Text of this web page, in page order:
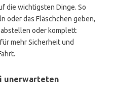
die wichtigsten Dinge. So
oder das Fläschchen geben,
oder komplett
mehr Sicherheit und
unerwarteten